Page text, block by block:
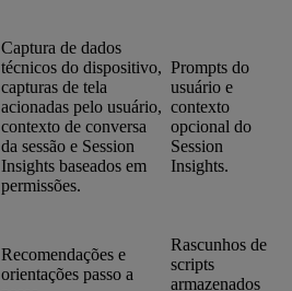
Captura de dados
técnicos do dispositivo,
capturas de tela
acionadas pelo usuário,
contexto de conversa
da sessão e Session
Insights baseados em
permissões.
Prompts do
usuário e
contexto
opcional do
Session
Insights.
Recomendações e
orientações passo a
Rascunhos de
scripts
armazenados